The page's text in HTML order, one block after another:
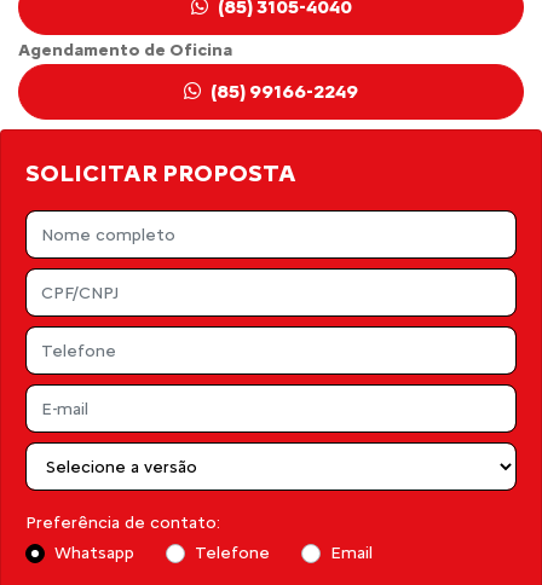
SOLICITAR PROPOSTA
Preferência de contato:
Whatsapp
Telefone Email
(85) 3105-4040
Agendamento de Oficina
(85) 99166-2249